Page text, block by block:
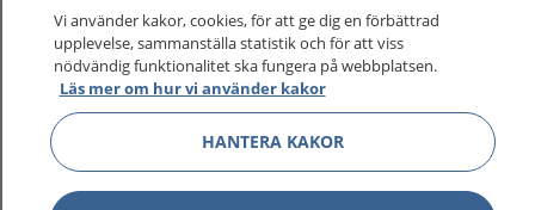
1177 på flera språk Visa
Om 1177 Visa
Vi använder kakor, cookies, för att ge dig en förbättrad
upplevelse, sammanställa statistik och för att viss
nödvändig funktionalitet ska fungera på webbplatsen.
Läs mer om hur vi använder kakor
HANTERA KAKOR